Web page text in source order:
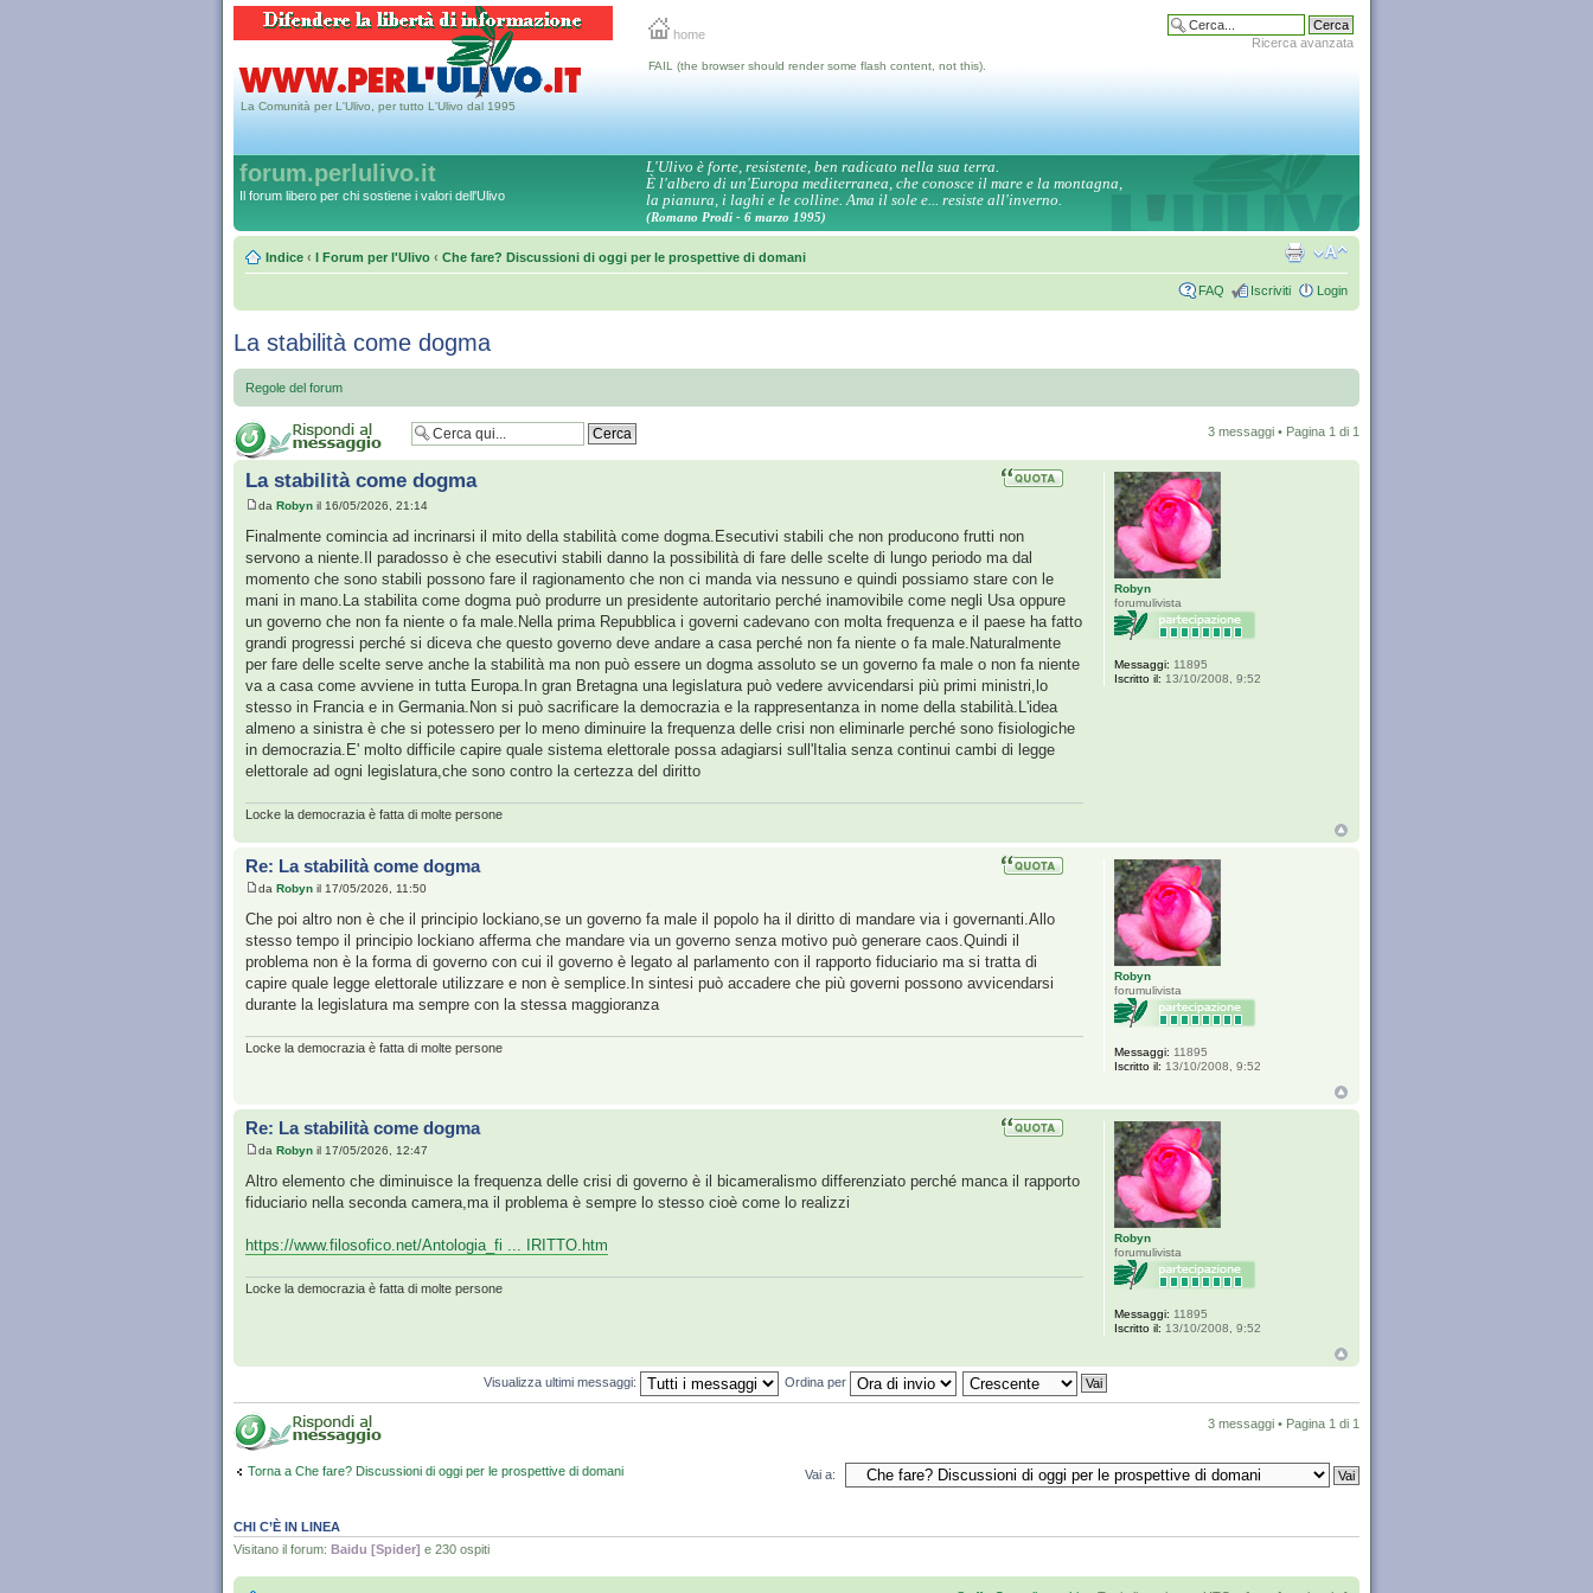
home
Ricerca avanzata
La Comunità per L'Ulivo, per tutto L'Ulivo dal 1995
FAIL (the browser should render some flash content, not this).
forum.perlulivo.it
Il forum libero per chi sostiene i valori dell'Ulivo
L'Ulivo è forte, resistente, ben radicato nella sua terra.
È l'albero di un'Europa mediterranea, che conosce il mare e la montagna,
la pianura, i laghi e le colline. Ama il sole e... resiste all'inverno.
(Romano Prodi - 6 marzo 1995)
Indice ‹ I Forum per l'Ulivo ‹ Che fare? Discussioni di oggi per le prospettive di domani
FAQ Iscriviti Login
La stabilità come dogma
Regole del forum
3 messaggi • Pagina 1 di 1
La stabilità come dogma
da Robyn il 16/05/2026, 21:14
Finalmente comincia ad incrinarsi il mito della stabilità come dogma.Esecutivi stabili che non producono frutti non
servono a niente.Il paradosso è che esecutivi stabili danno la possibilità di fare delle scelte di lungo periodo ma dal
momento che sono stabili possono fare il ragionamento che non ci manda via nessuno e quindi possiamo stare con le
mani in mano.La stabilita come dogma può produrre un presidente autoritario perché inamovibile come negli Usa oppure
un governo che non fa niente o fa male.Nella prima Repubblica i governi cadevano con molta frequenza e il paese ha fatto
grandi progressi perché si diceva che questo governo deve andare a casa perché non fa niente o fa male.Naturalmente
per fare delle scelte serve anche la stabilità ma non può essere un dogma assoluto se un governo fa male o non fa niente
va a casa come avviene in tutta Europa.In gran Bretagna una legislatura può vedere avvicendarsi più primi ministri,lo
stesso in Francia e in Germania.Non si può sacrificare la democrazia e la rappresentanza in nome della stabilità.L'idea
almeno a sinistra è che si potessero per lo meno diminuire la frequenza delle crisi non eliminarle perché sono fisiologiche
in democrazia.E' molto difficile capire quale sistema elettorale possa adagiarsi sull'Italia senza continui cambi di legge
elettorale ad ogni legislatura,che sono contro la certezza del diritto
Locke la democrazia è fatta di molte persone
Robyn
forumulivista
Messaggi: 11895
Iscritto il: 13/10/2008, 9:52
Re: La stabilità come dogma
da Robyn il 17/05/2026, 11:50
Che poi altro non è che il principio lockiano,se un governo fa male il popolo ha il diritto di mandare via i governanti.Allo
stesso tempo il principio lockiano afferma che mandare via un governo senza motivo può generare caos.Quindi il
problema non è la forma di governo con cui il governo è legato al parlamento con il rapporto fiduciario ma si tratta di
capire quale legge elettorale utilizzare e non è semplice.In sintesi può accadere che più governi possono avvicendarsi
durante la legislatura ma sempre con la stessa maggioranza
Locke la democrazia è fatta di molte persone
Robyn
forumulivista
Messaggi: 11895
Iscritto il: 13/10/2008, 9:52
Re: La stabilità come dogma
da Robyn il 17/05/2026, 12:47
Altro elemento che diminuisce la frequenza delle crisi di governo è il bicameralismo differenziato perché manca il rapporto
fiduciario nella seconda camera,ma il problema è sempre lo stesso cioè come lo realizzi
https://www.filosofico.net/Antologia_fi ... IRITTO.htm
Locke la democrazia è fatta di molte persone
Robyn
forumulivista
Messaggi: 11895
Iscritto il: 13/10/2008, 9:52
Visualizza ultimi messaggi: Ordina per
3 messaggi • Pagina 1 di 1
Torna a Che fare? Discussioni di oggi per le prospettive di domani Vai a:
CHI C’È IN LINEA
Visitano il forum: Baidu [Spider] e 230 ospiti